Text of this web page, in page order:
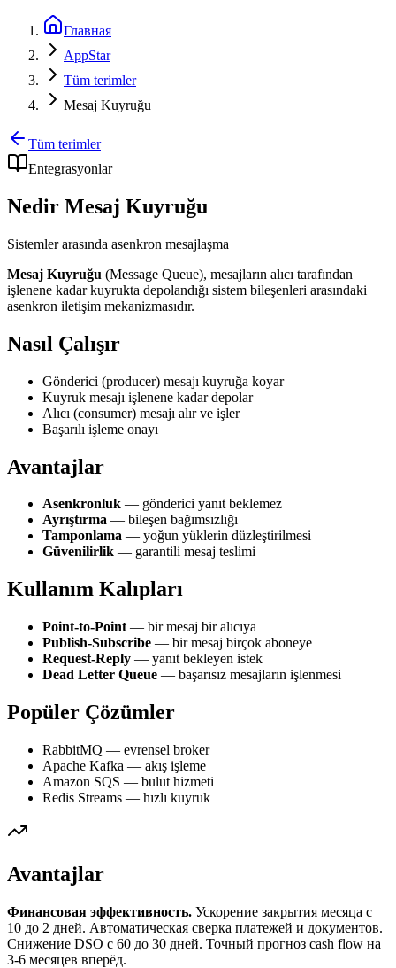
Главная
AppStar
Tüm terimler
Mesaj Kuyruğu
Tüm terimler
Entegrasyonlar
Nedir Mesaj Kuyruğu
Sistemler arasında asenkron mesajlaşma
Mesaj Kuyruğu (Message Queue), mesajların alıcı tarafından
işlenene kadar kuyrukta depolandığı sistem bileşenleri arasındaki
asenkron iletişim mekanizmasıdır.
Nasıl Çalışır
Gönderici (producer) mesajı kuyruğa koyar
Kuyruk mesajı işlenene kadar depolar
Alıcı (consumer) mesajı alır ve işler
Başarılı işleme onayı
Avantajlar
Asenkronluk — gönderici yanıt beklemez
Ayrıştırma — bileşen bağımsızlığı
Tamponlama — yoğun yüklerin düzleştirilmesi
Güvenilirlik — garantili mesaj teslimi
Kullanım Kalıpları
Point-to-Point — bir mesaj bir alıcıya
Publish-Subscribe — bir mesaj birçok aboneye
Request-Reply — yanıt bekleyen istek
Dead Letter Queue — başarısız mesajların işlenmesi
Popüler Çözümler
RabbitMQ — evrensel broker
Apache Kafka — akış işleme
Amazon SQS — bulut hizmeti
Redis Streams — hızlı kuyruk
Avantajlar
Финансовая эффективность. Ускорение закрытия месяца с
10 до 2 дней. Автоматическая сверка платежей и документов.
Снижение DSO с 60 до 30 дней. Точный прогноз cash flow на
3-6 месяцев вперёд.